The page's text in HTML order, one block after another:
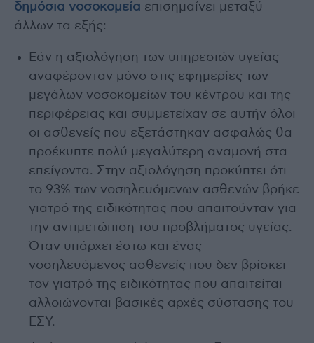
δημόσια νοσοκομεία επισημαίνει μεταξύ
άλλων τα εξής:
Εάν η αξιολόγηση των υπηρεσιών υγείας
αναφέρονταν μόνο στις εφημερίες των
μεγάλων νοσοκομείων του κέντρου και της
περιφέρειας και συμμετείχαν σε αυτήν όλοι
οι ασθενείς που εξετάστηκαν ασφαλώς θα
προέκυπτε πολύ μεγαλύτερη αναμονή στα
επείγοντα. Στην αξιολόγηση προκύπτει ότι
το 93% των νοσηλευόμενων ασθενών βρήκε
γιατρό της ειδικότητας που απαιτούνταν για
την αντιμετώπιση του προβλήματος υγείας.
Όταν υπάρχει έστω και ένας
νοσηλευόμενος ασθενείς που δεν βρίσκει
τον γιατρό της ειδικότητας που απαιτείται
αλλοιώνονται βασικές αρχές σύστασης του
ΕΣΥ.